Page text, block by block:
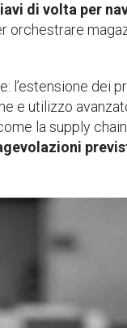
di volta per
orchestrare
l’estensione dei
e utilizzo
la supply